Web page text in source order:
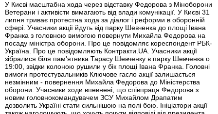
У Києві масштабна хода через відставку Федорова з Міноборони
Ветерани і активісти вимагають від влади комунікації. У Києві 31
липня триває протестна хода за діалог і реформи в оборонній
сфері. Учасники акції йдуть від парку Шевченка до площі Івана
Франка з головною вимогою повернути Михайла Федорова на
посаду міністра оборони. Про це повідомляє кореспондент РБК-
Україна. Про це повідомляють Контракти.UA. Учасники акції
зібралися біля пам'ятника Тарасу Шевченку в парку Шевченка о
19:00, звідки колоною рушили у бік площі Івана Франка. Головні
вимоги протестувальників Ключове гасло акції залишається
незмінним - повернення Михайла Федорова до Міністерства
оборони. Учасники ходи впевнені, що співпраця Федорова з
новим головнокомандувачем ЗСУ Михайлом Драпатим
дозволить Україні стати сильнішою на полі бою. Ініціатори акції